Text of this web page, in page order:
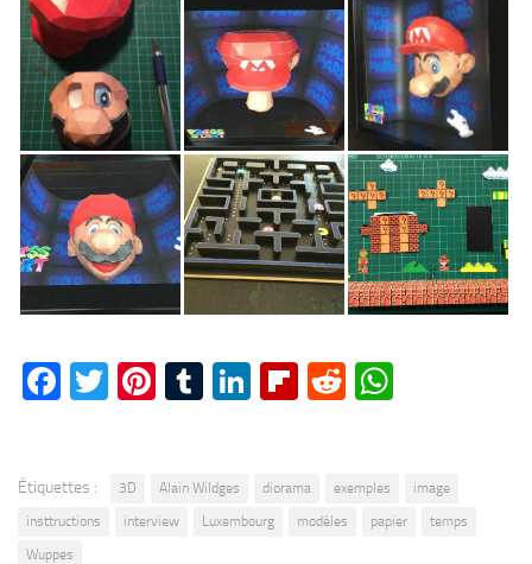
Facebook
Twitter
Pinterest
Tumblr
LinkedIn
Flipboard
Reddit
Étiquettes : 3D Alain Wildges diorama exemples
image
insttructions
interview Luxembourg modèles papier
temps
Wuppes